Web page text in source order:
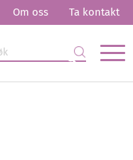
Om oss Ta kontakt